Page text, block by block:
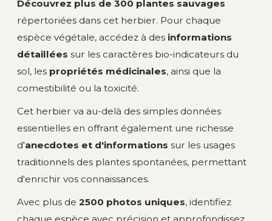
Découvrez plus de 300 plantes sauvages
répertoriées dans cet herbier. Pour chaque
espèce végétale, accédez à des informations
détaillées sur les caractères bio-indicateurs du
sol, les propriétés médicinales, ainsi que la
comestibilité ou la toxicité.
Cet herbier va au-delà des simples données
essentielles en offrant également une richesse
d'anecdotes et d'informations sur les usages
traditionnels des plantes spontanées, permettant
d'enrichir vos connaissances.
Avec plus de 2500 photos uniques, identifiez
chaque espèce avec précision et approfondissez